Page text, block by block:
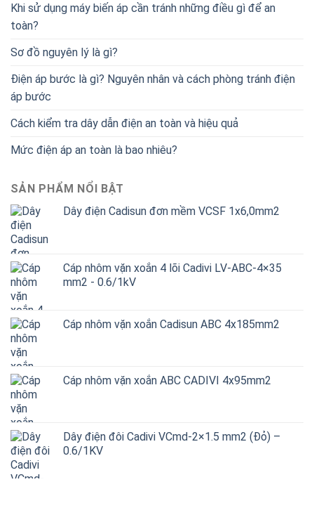
Khi sử dụng máy biến áp cần tránh những điều gì để an
toàn?
Sơ đồ nguyên lý là gì?
Điện áp bước là gì? Nguyên nhân và cách phòng tránh điện
áp bước
Cách kiểm tra dây dẫn điện an toàn và hiệu quả
Mức điện áp an toàn là bao nhiêu?
SẢN PHẨM NỔI BẬT
Dây điện Cadisun đơn mềm VCSF 1x6,0mm2
Cáp nhôm vặn xoắn 4 lõi Cadivi LV-ABC-4×35
mm2 - 0.6/1kV
Cáp nhôm vặn xoắn Cadisun ABC 4x185mm2
Cáp nhôm vặn xoắn ABC CADIVI 4x95mm2
Dây điện đôi Cadivi VCmd-2×1.5 mm2 (Đỏ) –
0.6/1KV